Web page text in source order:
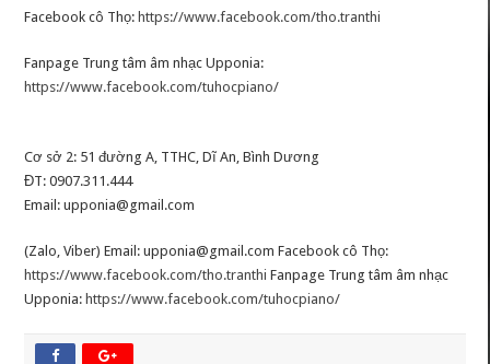
Facebook cô Thọ: https://www.facebook.com/tho.tranthi
Fanpage Trung tâm âm nhạc Upponia:
https://www.facebook.com/tuhocpiano/
Cơ sở 2: 51 đường A, TTHC, Dĩ An, Bình Dương
ĐT: 0907.311.444
Email: upponia@gmail.com
(Zalo, Viber) Email: upponia@gmail.com Facebook cô Thọ:
https://www.facebook.com/tho.tranthi Fanpage Trung tâm âm nhạc
Upponia: https://www.facebook.com/tuhocpiano/